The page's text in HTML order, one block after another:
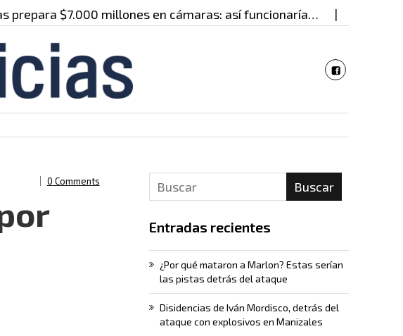
$7.000 millones en cámaras: así funcionaría… Controles
0 Comments Buscar
Entradas recientes
¿Por qué mataron a Marlon? Estas serían
las pistas detrás del ataque
Disidencias de Iván Mordisco, detrás del
ataque con explosivos en Manizales